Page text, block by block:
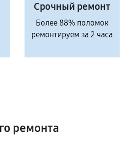
Срочный ремонт
Более 88% поломок
ремонтируем за 2 часа
ремонта